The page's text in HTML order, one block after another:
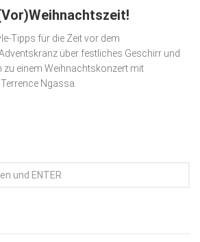
Tipps für die Zeit vor dem
über festliches Geschirr und
zu einem Weihnachtskonzert mit
Ngassa.